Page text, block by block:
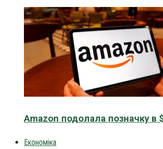
Amazon подолала позначку в
Економіка